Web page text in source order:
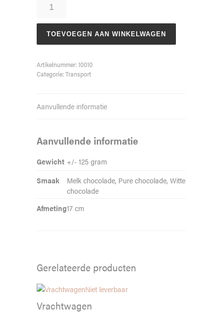
aantal
TOEVOEGEN AAN WINKELWAGEN
Artikelnummer: 10010
Categorie: Transport
Aanvullende informatie
Aanvullende informatie
Gewicht +/- 125 gram
Smaak
Melk chocolade, Pure chocolade, Witte
chocolade
Afmeting17 cm
Gerelateerde producten
Niet leverbaar
Vrachtwagen